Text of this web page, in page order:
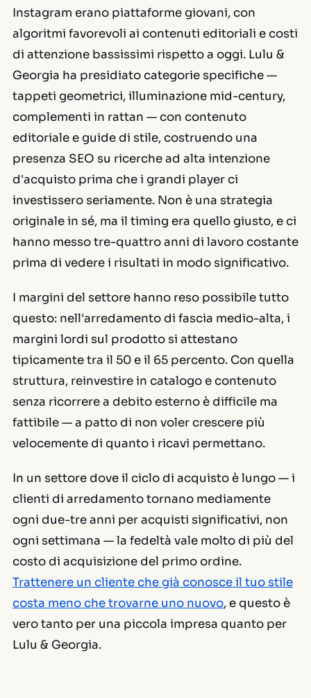
Instagram erano piattaforme giovani, con
algoritmi favorevoli ai contenuti editoriali e costi
di attenzione bassissimi rispetto a oggi. Lulu &
Georgia ha presidiato categorie specifiche —
tappeti geometrici, illuminazione mid-century,
complementi in rattan — con contenuto
editoriale e guide di stile, costruendo una
presenza SEO su ricerche ad alta intenzione
d'acquisto prima che i grandi player ci
investissero seriamente. Non è una strategia
originale in sé, ma il timing era quello giusto, e ci
hanno messo tre-quattro anni di lavoro costante
prima di vedere i risultati in modo significativo.
I margini del settore hanno reso possibile tutto
questo: nell'arredamento di fascia medio-alta, i
margini lordi sul prodotto si attestano
tipicamente tra il 50 e il 65 percento. Con quella
struttura, reinvestire in catalogo e contenuto
senza ricorrere a debito esterno è difficile ma
fattibile — a patto di non voler crescere più
velocemente di quanto i ricavi permettano.
In un settore dove il ciclo di acquisto è lungo — i
clienti di arredamento tornano mediamente
ogni due-tre anni per acquisti significativi, non
ogni settimana — la fedeltà vale molto di più del
costo di acquisizione del primo ordine.
Trattenere un cliente che già conosce il tuo stile
costa meno che trovarne uno nuovo, e questo è
vero tanto per una piccola impresa quanto per
Lulu & Georgia.